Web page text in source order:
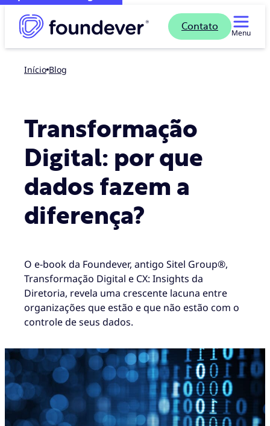
Contato
Menu
Início blog
Transformação
Digital: por que
dados fazem a
diferença?
O e-book da Foundever, antigo Sitel Group®,
Transformação Digital e CX: Insights da
Diretoria, revela uma crescente lacuna entre
organizações que estão e que não estão com o
controle de seus dados.